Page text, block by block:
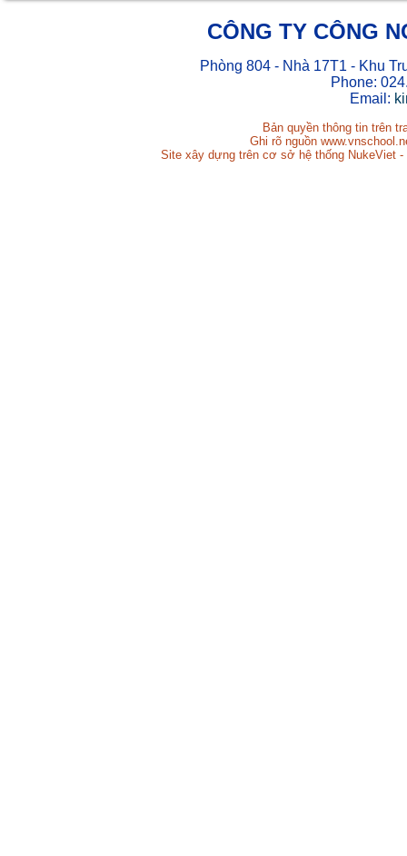
CÔNG TY CÔNG
Phòng 804 - Nhà 17T1 - Khu
Phone:
Email:
Bản quyền thông tin trên
Ghi rõ nguồn
Site xây dựng trên cơ sở hệ thống NukeViet